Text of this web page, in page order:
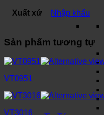
Xuất xứ Nhập khẩu
Sản phẩm tương tự
VT0951
VT3016